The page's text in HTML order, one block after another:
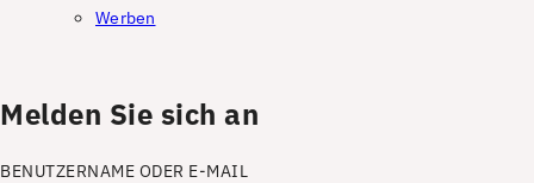
Werben
Melden Sie sich an
BENUTZERNAME ODER E-MAIL